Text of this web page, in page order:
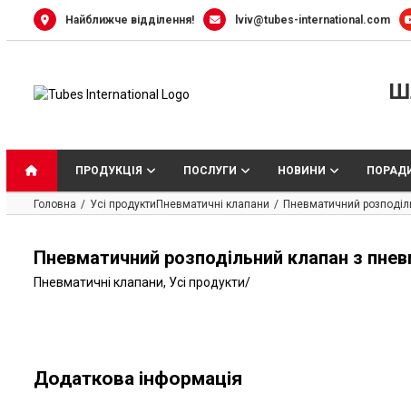
Найближче відділення! lviv@tubes-international.com
ПРОДУКЦІЯ ПОСЛУГИ НОВИНИ
Головна Усі продуктиПневматичні клапани Пневматичний
Пневматичний розподільний клапан з
Пневматичні клапани, Усі продукти/
Додаткова інформація